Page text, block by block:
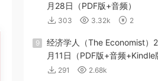
月28日（PDF版+音频）
303 3.32k 2
9
经济学人（The Economist）
月11日（PDF版+音频+Kindle
291 2.68k